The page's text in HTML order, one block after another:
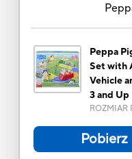
Peppa
Set with
Vehicle
3 and Up
ROZMIAR
Pobierz